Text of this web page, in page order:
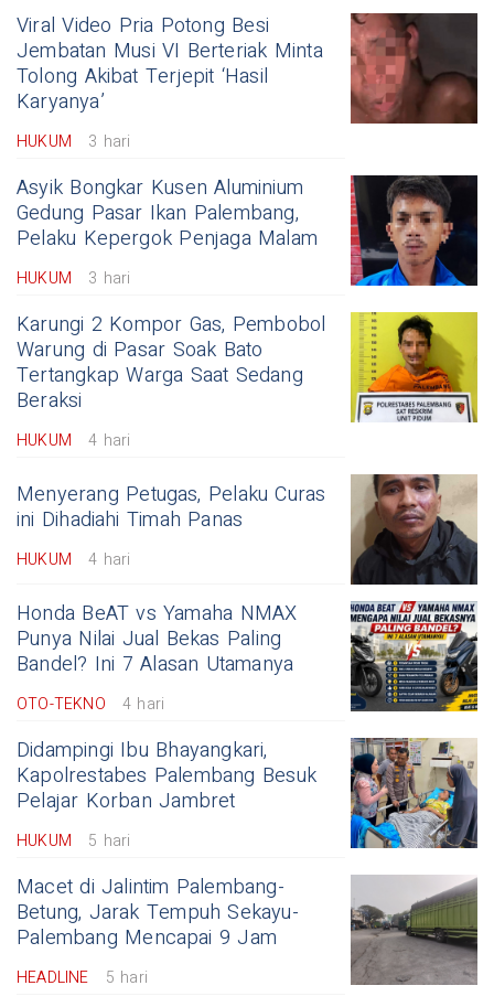
Viral Video Pria Potong Besi
Jembatan Musi VI Berteriak Minta
Tolong Akibat Terjepit ‘Hasil
Karyanya’
HUKUM 3 hari
Asyik Bongkar Kusen Aluminium
Gedung Pasar Ikan Palembang,
Pelaku Kepergok Penjaga Malam
HUKUM 3 hari
Karungi 2 Kompor Gas, Pembobol
Warung di Pasar Soak Bato
Tertangkap Warga Saat Sedang
Beraksi
HUKUM 4 hari
Menyerang Petugas, Pelaku Curas
ini Dihadiahi Timah Panas
HUKUM 4 hari
Honda BeAT vs Yamaha NMAX
Punya Nilai Jual Bekas Paling
Bandel? Ini 7 Alasan Utamanya
OTO-TEKNO 4 hari
Didampingi Ibu Bhayangkari,
Kapolrestabes Palembang Besuk
Pelajar Korban Jambret
HUKUM 5 hari
Macet di Jalintim Palembang-
Betung, Jarak Tempuh Sekayu-
Palembang Mencapai 9 Jam
HEADLINE 5 hari